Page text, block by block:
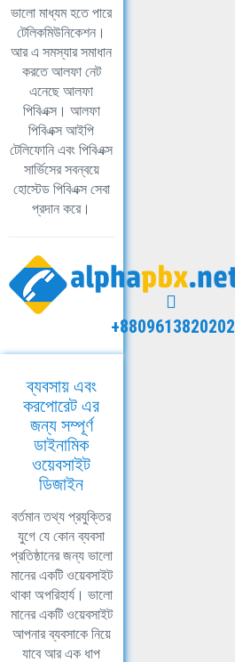
ভালো মাধ্যম হতে পারে
টেলিকমিউনিকেশন।
আর এ সমস্যার সমাধান
করতে আলফা নেট
এনেছে আলফা
পিবিএক্স। আলফা
পিবিএক্স আইপি
টেলিফোনি এবং পিবিএক্স
সার্ভিসের সবন্বয়ে
হোস্টেড পিবিএক্স সেবা
প্রদান করে।
+8809613820202
ব্যবসায় এবং
করপোরেট এর
জন্য সম্পূর্ণ
ডাইনামিক
ওয়েবসাইট
ডিজাইন
বর্তমান তথ্য প্রযুক্তির
যুগে যে কোন ব্যবসা
প্রতিষ্ঠানের জন্য ভালো
মানের একটি ওয়েবসাইট
থাকা অপরিহার্য। ভালো
মানের একটি ওয়েবসাইট
আপনার ব্যবসাকে নিয়ে
যাবে আর এক ধাপ